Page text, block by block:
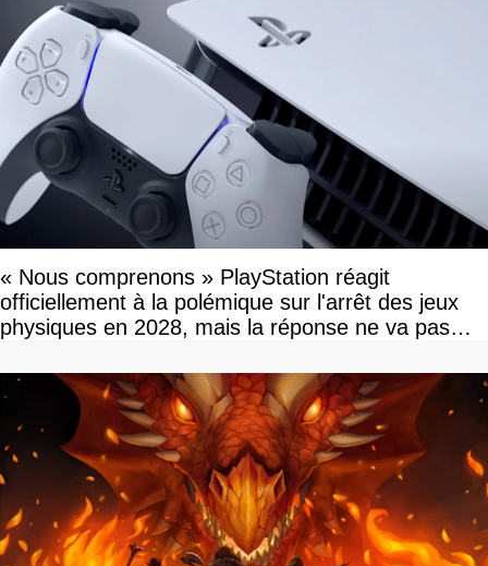
« Nous comprenons » PlayStation réagit
officiellement à la polémique sur l'arrêt des jeux
physiques en 2028, mais la réponse ne va pas